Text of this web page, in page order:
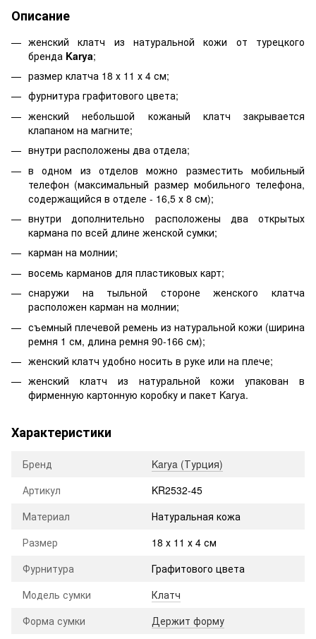
Описание
женский клатч из натуральной кожи от турецкого
бренда Karya;
размер клатча 18 х 11 х 4 см;
фурнитура графитового цвета;
женский небольшой кожаный клатч закрывается
клапаном на магните;
внутри расположены два отдела;
в одном из отделов можно разместить мобильный
телефон (максимальный размер мобильного телефона,
содержащийся в отделе - 16,5 х 8 см);
внутри дополнительно расположены два открытых
кармана по всей длине женской сумки;
карман на молнии;
восемь карманов для пластиковых карт;
снаружи на тыльной стороне женского клатча
расположен карман на молнии;
съемный плечевой ремень из натуральной кожи (ширина
ремня 1 см, длина ремня 90-166 см);
женский клатч удобно носить в руке или на плече;
женский клатч из натуральной кожи упакован в
фирменную картонную коробку и пакет Karya.
Характеристики
Бренд
Karya (Турция)
Артикул
KR2532-45
Материал
Натуральная кожа
Размер
18 х 11 х 4 см
Фурнитура
Графитового цвета
Модель сумки
Клатч
Форма сумки
Держит форму